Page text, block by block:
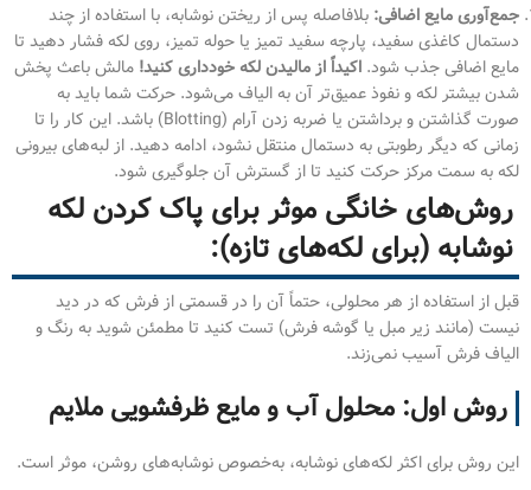
جمع‌آوری مایع اضافی: بلافاصله پس از ریختن نوشابه، با استفاده از چند
دستمال کاغذی سفید، پارچه سفید تمیز یا حوله تمیز، روی لکه فشار دهید تا
مایع اضافی جذب شود. اکیداً از مالیدن لکه خودداری کنید! مالش باعث پخش
شدن بیشتر لکه و نفوذ عمیق‌تر آن به الیاف می‌شود. حرکت شما باید به
صورت گذاشتن و برداشتن یا ضربه زدن آرام (Blotting) باشد. این کار را تا
زمانی که دیگر رطوبتی به دستمال منتقل نشود، ادامه دهید. از لبه‌های بیرونی
لکه به سمت مرکز حرکت کنید تا از گسترش آن جلوگیری شود.
روش‌های خانگی موثر برای پاک کردن لکه
نوشابه (برای لکه‌های تازه):
قبل از استفاده از هر محلولی، حتماً آن را در قسمتی از فرش که در دید
نیست (مانند زیر مبل یا گوشه فرش) تست کنید تا مطمئن شوید به رنگ و
الیاف فرش آسیب نمی‌زند.
روش اول: محلول آب و مایع ظرفشویی ملایم
این روش برای اکثر لکه‌های نوشابه، به‌خصوص نوشابه‌های روشن، موثر است.